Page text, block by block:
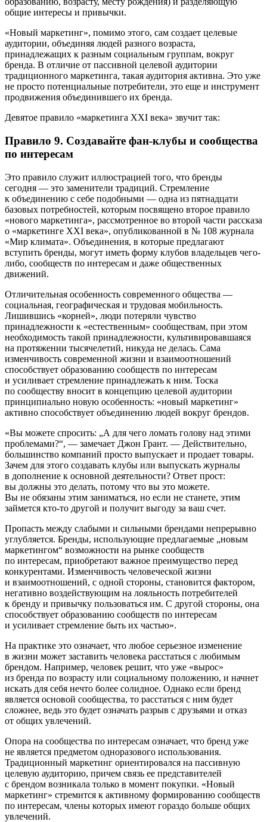
общие интересы и привычки.
«Новый маркетинг», помимо этого, сам создает целевые
аудитории, объединяя людей разного возраста,
принадлежащих к разным социальным группам, вокруг
бренда. В отличие от пассивной целевой аудитории
традиционного маркетинга, такая аудитория активна. Это уже
не просто потенциальные потребители, это еще и инструмент
продвижения объединившего их бренда.
Девятое правило «маркетинга XXI века» звучит так:
Правило 9. Создавайте фан-клубы и сообщества
по интересам
Это правило служит иллюстрацией того, что бренды
сегодня — это заменители традиций. Стремление
к объединению с себе подобными — одна из пятнадцати
базовых потребностей, которым посвящено второе правило
«нового маркетинга», рассмотренное во второй части рассказа
о «маркетинге XXI века», опубликованной в № 108 журнала
«Мир климата». Объединения, в которые предлагают
вступить бренды, могут иметь форму клубов владельцев ­чего-
либо, сообществ по интересам и даже общественных
движений.
Отличительная особенность современного общества —
социальная, географическая и трудовая мобильность.
Лишившись «корней», люди потеряли чувство
принадлежности к «естественным» сообществам, при этом
необходимость такой принадлежности, культивировавшаяся
на протяжении тысячелетий, никуда не делась. Сама
изменчивость современной жизни и взаимоотношений
способствует образованию сообществ по интересам
и усиливает стремление принадлежать к ним. Тоска
по сообществу вносит в концепцию целевой аудитории
принципиально новую особенность: «новый маркетинг»
активно способствует объединению людей вокруг брендов.
«Вы можете спросить: „А для чего ломать голову над этими
проблемами?“, — замечает Джон Грант. — Действительно,
большинство компаний просто выпускает и продает товары.
Зачем для этого создавать клубы или выпускать журналы
в дополнение к основной деятельности? Ответ прост:
вы должны это делать, потому что вы это можете.
Вы не обязаны этим заниматься, но если не станете, этим
займется кто-то другой и получит выгоду за ваш счет.
Пропасть между слабыми и сильными брендами непрерывно
углубляется. Бренды, использующие предлагаемые „новым
маркетингом“ возможности на рынке сообществ
по интересам, приобретают важное преимущество перед
конкурентами. Изменчивость человеческой жизни
и взаимоотношений, с одной стороны, становится фактором,
негативно воздействующим на лояльность потребителей
к бренду и привычку пользоваться им. С другой стороны, она
способствует образованию сообществ по интересам
и усиливает стремление быть их частью».
На практике это означает, что любое серьезное изменение
в жизни может заставить человека расстаться с любимым
брендом. Например, человек решит, что уже «вырос»
из бренда по возрасту или социальному положению, и начнет
искать для себя нечто более солидное. Однако если бренд
является основой сообщества, то расстаться с ним будет
сложнее, ведь это будет означать разрыв с друзьями и отказ
от общих увлечений.
Опора на сообщества по интересам означает, что бренд уже
не является предметом одноразового использования.
Традиционный маркетинг ориентировался на пассивную
целевую аудиторию, причем связь ее представителей
с брендом возникала только в момент покупки. «Новый
маркетинг» стремится к активному формированию сообществ
по интересам, члены которых имеют гораздо больше общих
увлечений.